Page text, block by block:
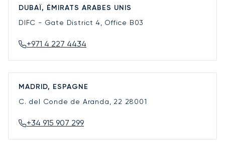
DUBAÏ, ÉMIRATS ARABES UNIS
DIFC - Gate District 4, Office B03
+971 4 227 4434
MADRID, ESPAGNE
C. del Conde de Aranda, 22 28001
+34 915 907 299